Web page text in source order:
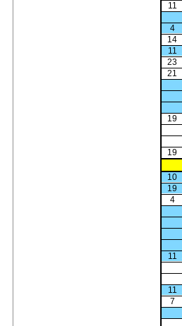
11
4
14
11
23
21
19
19
10
19
4
11
11
7